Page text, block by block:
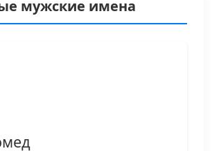
мужские имена